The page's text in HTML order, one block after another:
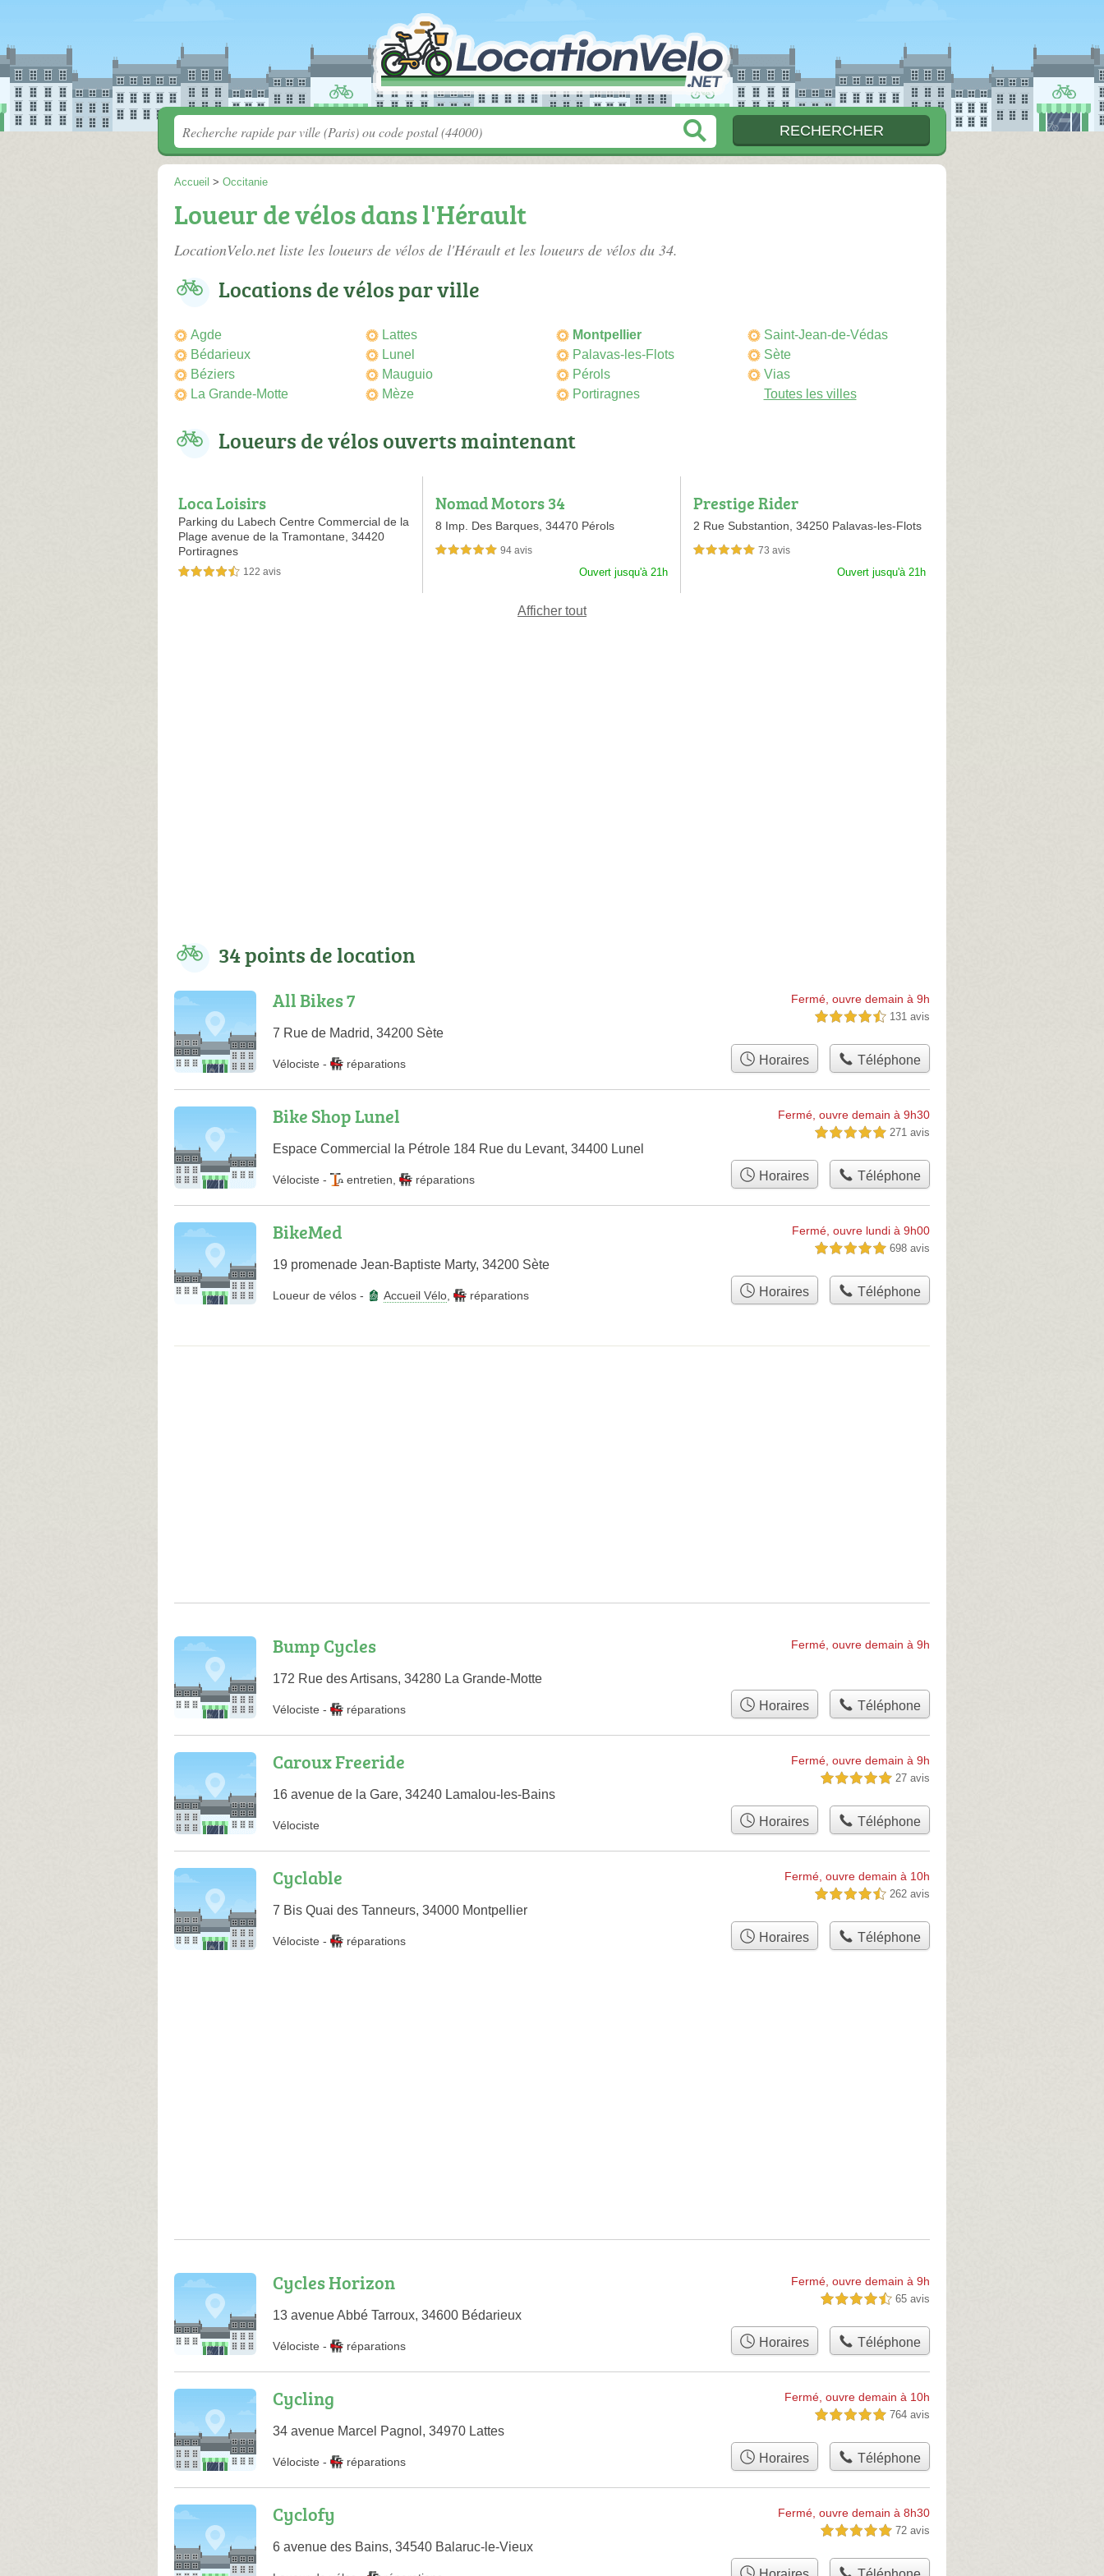
Accueil > Occitanie
Loueur de vélos dans l'Hérault
LocationVelo.net liste les loueurs de vélos de l'Hérault et les loueurs de vélos du 34.
Locations de vélos par ville
Agde
Bédarieux
Béziers
La Grande-Motte
Lattes
Lunel
Mauguio
Mèze
Montpellier
Palavas-les-Flots
Pérols
Portiragnes
Saint-Jean-de-Védas
Sète
Vias
Toutes les villes
Loueurs de vélos ouverts maintenant
Loca Loisirs
Parking du Labech Centre Commercial de la
Plage avenue de la Tramontane, 34420
Portiragnes
4,5 étoiles sur 5 122 avis
Nomad Motors 34
8 Imp. Des Barques,34470 Pérols
5,0 étoiles sur 5 94 avis
Ouvert jusqu'à 21h
Prestige Rider
2 Rue Substantion, 34250 Palavas-les-Flots
5,0 étoiles sur 5 73 avis
Ouvert jusqu'à 21h
Afficher tout
34 points de location
All Bikes 7
7 Rue de Madrid, 34200 Sète
Fermé, ouvre demain à 9h
4,5 étoiles sur 5 131 avis
Vélociste - réparations Horaires Téléphone
Bike Shop Lunel
Espace Commercial la Pétrole 184 Rue du Levant, 34400 Lunel
Fermé, ouvre demain à 9h30
5,0 étoiles sur 5 271 avis
Vélociste - entretien réparations Horaires Téléphone
BikeMed
19 promenade Jean-Baptiste Marty, 34200 Sète
Fermé, ouvre lundi à 9h00
5,0 étoiles sur 5 698 avis
Loueur de vélos - Accueil Vélo réparations Horaires Téléphone
Bump Cycles
172 Rue des Artisans, 34280 La Grande-Motte
Fermé, ouvre demain à 9h
Vélociste - réparations Horaires Téléphone
Caroux Freeride
16 avenue de la Gare, 34240 Lamalou-les-Bains
Fermé, ouvre demain à 9h
5,0 étoiles sur 5 27 avis
Vélociste Horaires Téléphone
Cyclable
7 Bis Quai des Tanneurs, 34000 Montpellier
Fermé, ouvre demain à 10h
4,5 étoiles sur 5 262 avis
Vélociste - réparations Horaires Téléphone
Cycles Horizon
13 avenue Abbé Tarroux, 34600 Bédarieux
Fermé, ouvre demain à 9h
4,5 étoiles sur 5 65 avis
Vélociste - réparations Horaires Téléphone
Cycling
34 avenue Marcel Pagnol, 34970 Lattes
Fermé, ouvre demain à 10h
5,0 étoiles sur 5 764 avis
Vélociste - réparations Horaires Téléphone
Cyclofy
6 avenue des Bains, 34540 Balaruc-le-Vieux
Fermé, ouvre demain à 8h30
5,0 étoiles sur 5 72 avis